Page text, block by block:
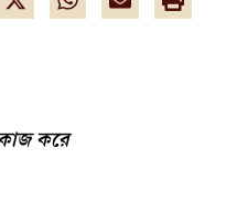
করে